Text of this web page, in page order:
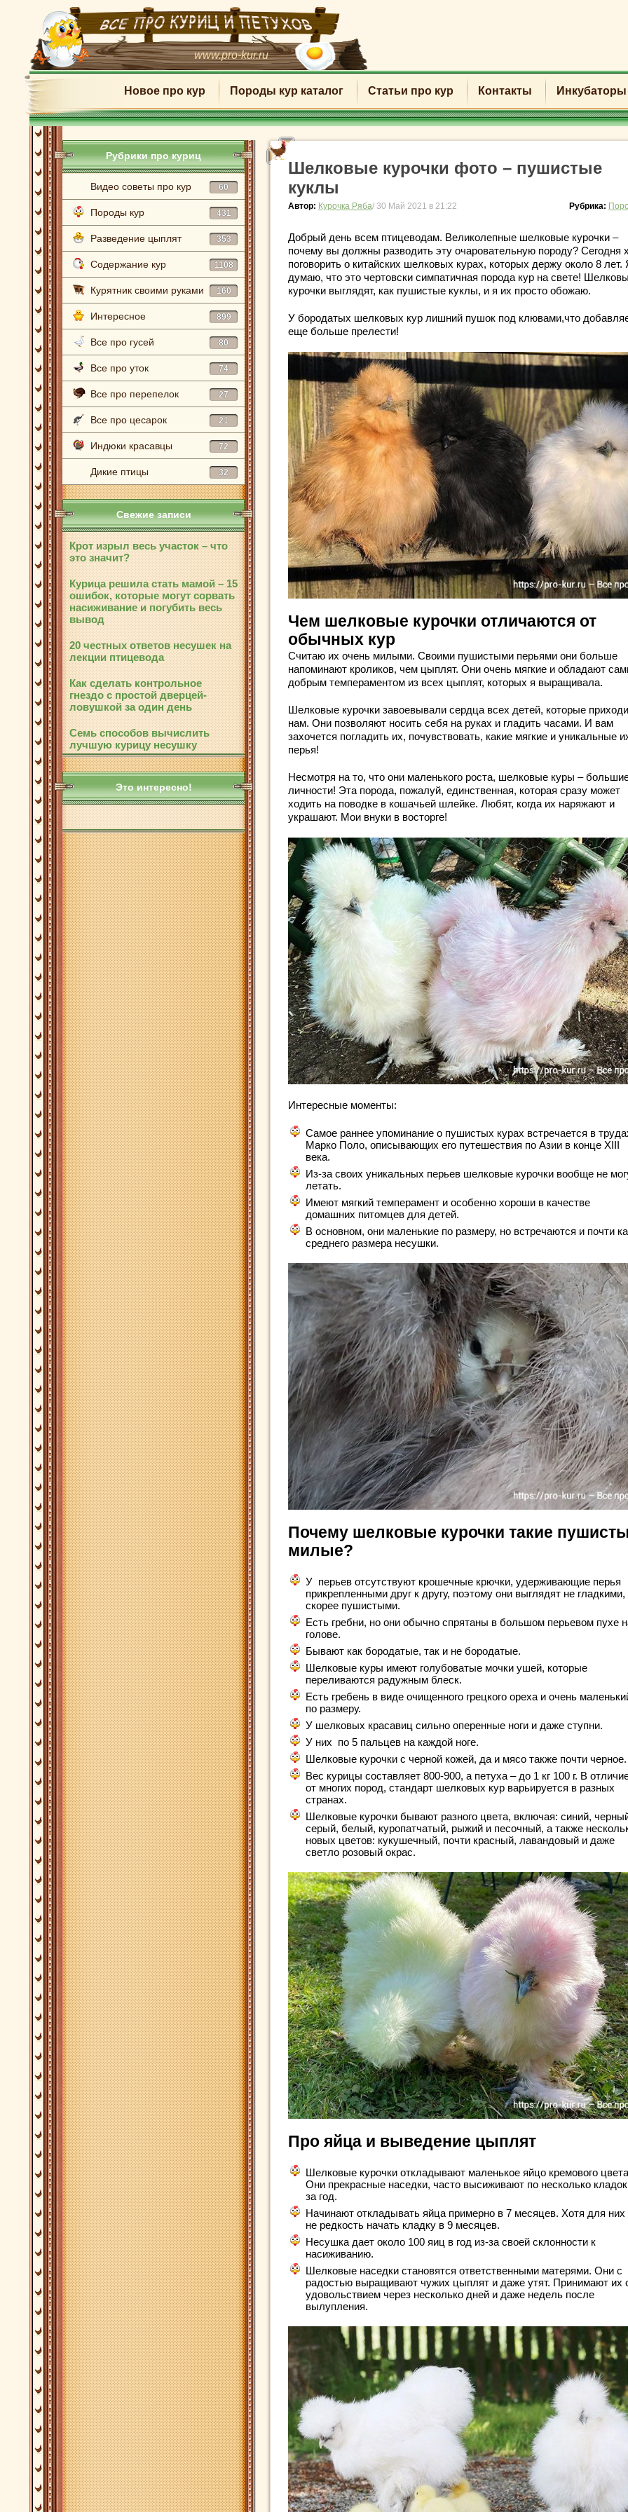
www.pro-kur.ru
Новое про кур Породы кур каталог Статьи про кур Контакты Инкубаторы
Рубрики про куриц
Видео советы про кур 60
Породы кур 431
Разведение цыплят 353
Содержание кур 1108
Курятник своими руками 160
Интересное 899
Все про гусей 80
Все про уток 74
Все про перепелок 27
Все про цесарок 21
Индюки красавцы 72
Дикие птицы 32
Свежие записи
Крот изрыл весь участок – что
это значит?
Курица решила стать мамой – 15
ошибок, которые могут сорвать
насиживание и погубить весь
вывод
20 честных ответов несушек на
лекции птицевода
Как сделать контрольное
гнездо с простой дверцей-
ловушкой за один день
Семь способов вычислить
лучшую курицу несушку
Это интересно!
Шелковые курочки фото – пушистые
куклы
Автор: Курочка Ряба/ 30 Май 2021 в 21:22 Рубрика:
Добрый день всем птицеводам. Великолепные шелковые курочки –
почему вы должны разводить эту очаровательную породу? Сегодня
поговорить о китайских шелковых курах, которых держу около 8 лет.
думаю, что это чертовски симпатичная порода кур на свете!
курочки выглядят, как пушистые куклы, и я их просто обожаю.
У бородатых шелковых кур лишний пушок под клювами,что
еще больше прелести!
Чем шелковые курочки отличаются от
обычных кур
Считаю их очень милыми. Своими пушистыми перьями они больше
напоминают кроликов, чем цыплят. Они очень мягкие и обладают
добрым темпераментом из всех цыплят, которых я выращивала.
Шелковые курочки завоевывали сердца всех детей, которые
нам. Они позволяют носить себя на руках и гладить часами. И вам
захочется погладить их, почувствовать, какие мягкие и уникальные
перья!
Несмотря на то, что они маленького роста, шелковые куры –
личности! Эта порода, пожалуй, единственная, которая сразу может
ходить на поводке в кошачьей шлейке. Любят, когда их наряжают и
украшают. Мои внуки в восторге!
Интересные моменты:
Самое раннее упоминание о пушистых курах встречается в
Марко Поло, описывающих его путешествия по Азии в конце XIII
века.
Из-за своих уникальных перьев шелковые курочки вообще не
летать.
Имеют мягкий темперамент и особенно хороши в качестве
домашних питомцев для детей.
В основном, они маленькие по размеру, но встречаются и почти
среднего размера несушки.
Почему шелковые курочки такие
милые?
У перьев отсутствуют крошечные крючки, удерживающие перья
прикрепленными друг к другу, поэтому они выглядят не гладкими,
скорее пушистыми.
Есть гребни, но они обычно спрятаны в большом перьевом пухе
голове.
Бывают как бородатые, так и не бородатые.
Шелковые куры имеют голубоватые мочки ушей, которые
переливаются радужным блеск.
Есть гребень в виде очищенного грецкого ореха и очень
по размеру.
У шелковых красавиц сильно оперенные ноги и даже ступни.
У них по 5 пальцев на каждой ноге.
Шелковые курочки с черной кожей, да и мясо также почти черное.
Вес курицы составляет 800-900, а петуха – до 1 кг 100 г. В
от многих пород, стандарт шелковых кур варьируется в разных
странах.
Шелковые курочки бывают разного цвета, включая: синий,
серый, белый, куропатчатый, рыжий и песочный, а также
новых цветов: кукушечный, почти красный, лавандовый и даже
светло розовый окрас.
Про яйца и выведение цыплят
Шелковые курочки откладывают маленькое яйцо кремового
Они прекрасные наседки, часто высиживают по несколько кладок
за год.
Начинают откладывать яйца примерно в 7 месяцев. Хотя для них
не редкость начать кладку в 9 месяцев.
Несушка дает около 100 яиц в год из-за своей склонности к
насиживанию.
Шелковые наседки становятся ответственными матерями. Они с
радостью выращивают чужих цыплят и даже утят. Принимают их
удовольствием через несколько дней и даже недель после
вылупления.